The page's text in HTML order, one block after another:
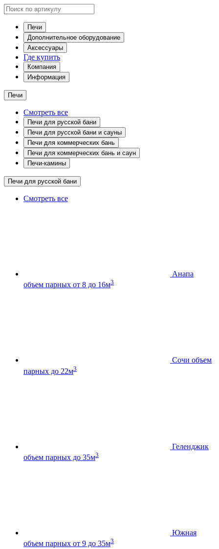
Печи
Дополнительное оборудование
Аксессуары
Где купить
Компания
Информация
Печи
Смотреть все
Печи для русской бани
Печи для русской бани и сауны
Печи для коммерческих бань
Печи для коммерческих бань и саун
Печи-камины
Печи для русской бани
Смотреть все
Анапа
объем парных от 8 до 16м3
Сочи объем
парных до 22м3
Геленджик
объем парных до 35м3
Южная
объем парных от 9 до 35м3